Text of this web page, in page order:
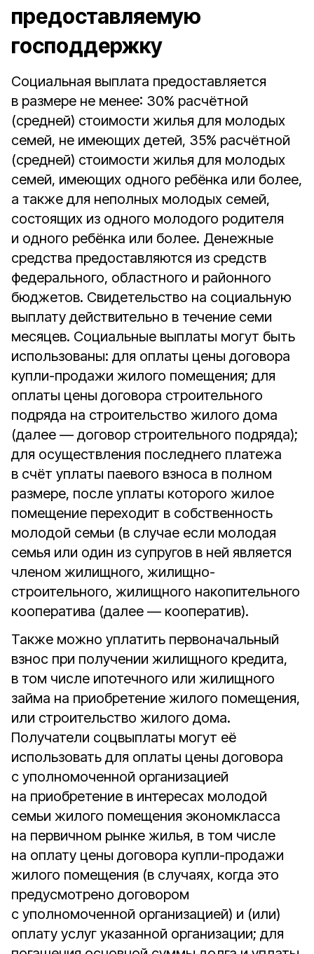
предоставляемую
господдержку
Социальная выплата предоставляется
в размере не менее: 30% расчётной
(средней) стоимости жилья для молодых
семей, не имеющих детей, 35% расчётной
(средней) стоимости жилья для молодых
семей, имеющих одного ребёнка или более,
а также для неполных молодых семей,
состоящих из одного молодого родителя
и одного ребёнка или более. Денежные
средства предоставляются из средств
федерального, областного и районного
бюджетов. Свидетельство на социальную
выплату действительно в течение семи
месяцев. Социальные выплаты могут быть
использованы: для оплаты цены договора
купли-продажи жилого помещения; для
оплаты цены договора строительного
подряда на строительство жилого дома
(далее — договор строительного подряда);
для осуществления последнего платежа
в счёт уплаты паевого взноса в полном
размере, после уплаты которого жилое
помещение переходит в собственность
молодой семьи (в случае если молодая
семья или один из супругов в ней является
членом жилищного, жилищно-
строительного, жилищного накопительного
кооператива (далее — кооператив).
Также можно уплатить первоначальный
взнос при получении жилищного кредита,
в том числе ипотечного или жилищного
займа на приобретение жилого помещения,
или строительство жилого дома.
Получатели соцвыплаты могут её
использовать для оплаты цены договора
с уполномоченной организацией
на приобретение в интересах молодой
семьи жилого помещения экономкласса
на первичном рынке жилья, в том числе
на оплату цены договора купли-продажи
жилого помещения (в случаях, когда это
предусмотрено договором
с уполномоченной организацией) и (или)
оплату услуг указанной организации; для